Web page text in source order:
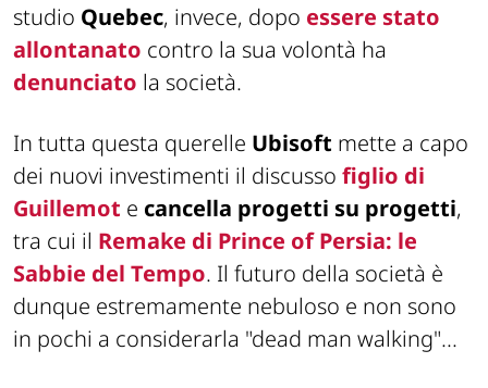
studio Quebec, invece, dopo essere stato
allontanato contro la sua volontà ha
denunciato la società.
In tutta questa querelle Ubisoft mette a capo
dei nuovi investimenti il discusso figlio di
Guillemot e cancella progetti su progetti,
tra cui il Remake di Prince of Persia: le
Sabbie del Tempo. Il futuro della società è
dunque estremamente nebuloso e non sono
in pochi a considerarla "dead man walking"...